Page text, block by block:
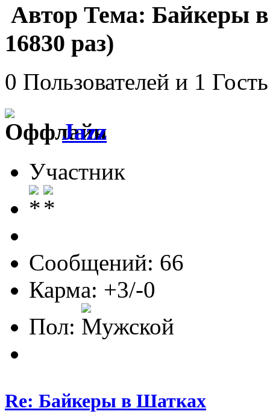
Автор Тема: Байкеры
16830 раз)
0 Пользователей и 1
Jazz
Участник
Сообщений: 66
Карма: +3/-0
Пол:
Re: Байкеры в Шатках